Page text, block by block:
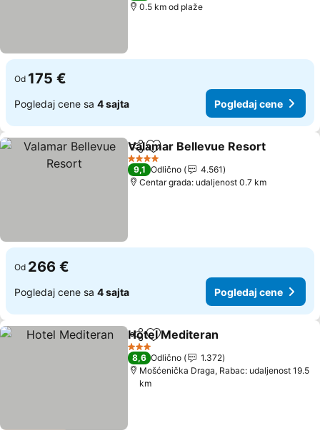
0.5 km od plaže
Od 175 €
Pogledaj cene sa 4 sajta Pogledaj cene
Deli Dodati u favorite
Valamar Bellevue Resort
4 Zvezdice
9,1 Odlično
4.561
Centar grada: udaljenost 0.7 km
Od 266 €
Pogledaj cene sa 4 sajta Pogledaj cene
Deli Dodati u favorite
Hotel Mediteran
3 Zvezdice
8,6 Odlično
1.372
Mošćenička Draga, Rabac: udaljenost 19.5
km